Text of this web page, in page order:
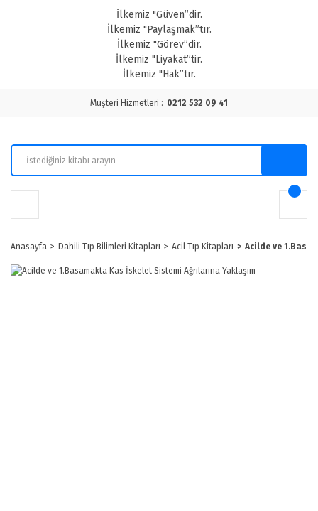
İlkemiz "Güven”dir.
İlkemiz "Paylaşmak”tır.
İlkemiz "Görev”dir.
İlkemiz "Liyakat”tir.
İlkemiz "Hak”tır.
Müşteri Hizmetleri : 0212 532 09 41
Anasayfa Dahili Tıp Bilimleri Kitapları Acil Tıp Kitapları Acilde ve